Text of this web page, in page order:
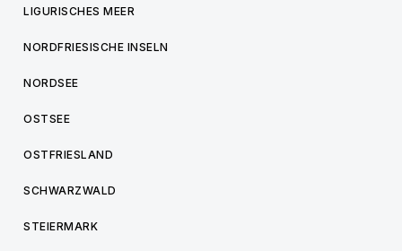
LIGURISCHES MEER
NORDFRIESISCHE INSELN
NORDSEE
OSTSEE
OSTFRIESLAND
SCHWARZWALD
STEIERMARK